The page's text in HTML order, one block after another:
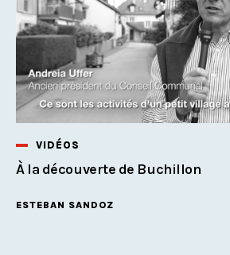
VIDÉOS
À la découverte de Buchillon
ESTEBAN SANDOZ